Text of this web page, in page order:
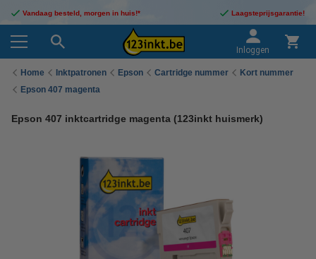
Vandaag besteld, morgen in huis!* Laagsteprijsgarantie!
Inloggen
Home Inktpatronen Epson Cartridge nummer
Kort nummer
Epson 407 magenta
Epson 407 inktcartridge magenta (123inkt huismerk)